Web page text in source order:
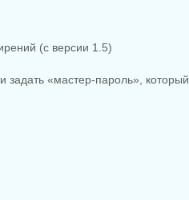
(с версии 1.5)
задать «мастер-пароль», который